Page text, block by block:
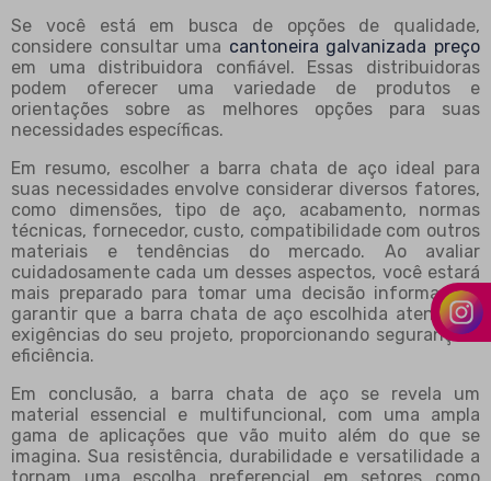
Se você está em busca de opções de qualidade,
considere consultar uma cantoneira galvanizada preço
em uma distribuidora confiável. Essas distribuidoras
podem oferecer uma variedade de produtos e
orientações sobre as melhores opções para suas
necessidades específicas.
Em resumo, escolher a barra chata de aço ideal para
suas necessidades envolve considerar diversos fatores,
como dimensões, tipo de aço, acabamento, normas
técnicas, fornecedor, custo, compatibilidade com outros
materiais e tendências do mercado. Ao avaliar
cuidadosamente cada um desses aspectos, você estará
mais preparado para tomar uma decisão informada e
garantir que a barra chata de aço escolhida atenda às
exigências do seu projeto, proporcionando segurança e
eficiência.
Em conclusão, a barra chata de aço se revela um
material essencial e multifuncional, com uma ampla
gama de aplicações que vão muito além do que se
imagina. Sua resistência, durabilidade e versatilidade a